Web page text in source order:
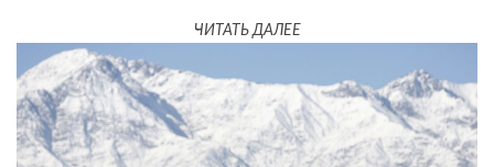
ЧИТАТЬ ДАЛЕЕ